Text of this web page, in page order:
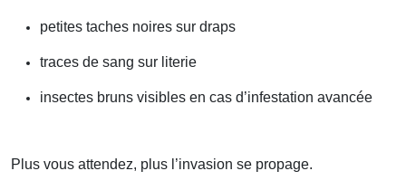
petites taches noires sur draps
traces de sang sur literie
insectes bruns visibles en cas d’infestation avancée
Plus vous attendez, plus l’invasion se propage.